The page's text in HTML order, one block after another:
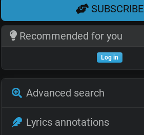
SUBSCRIBE
Recommended for you
Log in
Advanced search
Lyrics annotations